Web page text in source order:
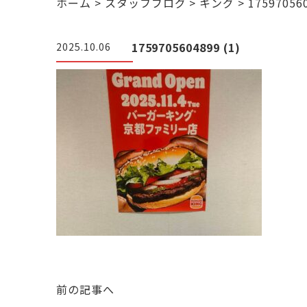
2025.10.06 1759705604899 (1)
前の記事へ